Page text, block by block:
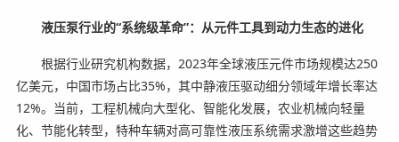
液压泵行业的“系统级革命”：从元件工具到动力生态的进化
根据行业研究机构数据，2023年全球液压元件市场规模达250
亿美元，中国市场占比35%，其中静液压驱动细分领域年增长率达
12%。当前，工程机械向大型化、智能化发展，农业机械向轻量
化、节能化转型，特种车辆对高可靠性液压系统需求激增这些趋势